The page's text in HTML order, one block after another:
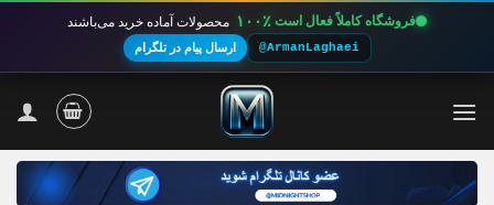
فروشگاه کاملاً فعال است ۱۰۰٪ محصولات آماده خرید می‌باشند
@ArmanLaghaei ارسال پیام در تلگرام